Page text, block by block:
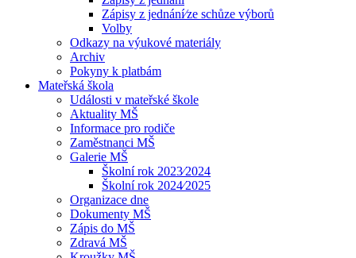
Zápisy z jednání⁄ze schůze výborů
Volby
Odkazy na výukové materiály
Archiv
Pokyny k platbám
Mateřská škola
Události v mateřské škole
Aktuality MŠ
Informace pro rodiče
Zaměstnanci MŠ
Galerie MŠ
Školní rok 2023⁄2024
Školní rok 2024⁄2025
Organizace dne
Dokumenty MŠ
Zápis do MŠ
Zdravá MŠ